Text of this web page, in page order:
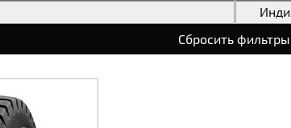
Сбросить фильтры